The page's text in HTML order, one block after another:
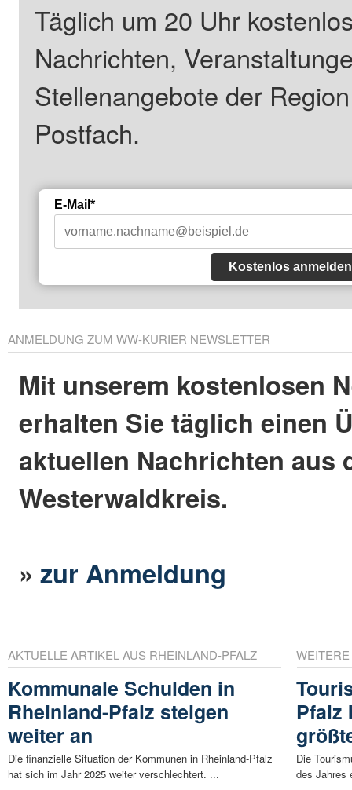
Täglich um 20 Uhr
Nachrichten,
Stellenangebote der
Postfach.
E-Mail*
Kostenlos anmelden
ANMELDUNG ZUM WW-KURIER NEWSLETTER
Mit unserem kostenlosen
erhalten Sie täglich einen
aktuellen Nachrichten aus
Westerwaldkreis.
»zur Anmeldung
AKTUELLE ARTIKEL AUS RHEINLAND-PFALZ
Kommunale Schulden in
Rheinland-Pfalz steigen
weiter an
Die finanzielle Situation der Kommunen in Rheinland-Pfalz
hat sich im Jahr 2025 weiter verschlechtert. ...
Pfalz
Die
des Jahres